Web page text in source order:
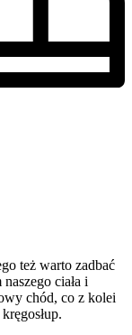
też warto zadbać
ciała i
chód, co z kolei